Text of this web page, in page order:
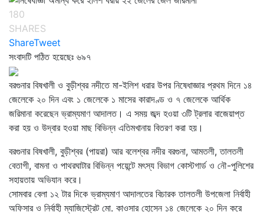
180
SHARES
ShareTweet
সংবাদটি পঠিত হয়েছেঃ ৬৯৭
বরগুনার বিষখালী ও বুড়ীশ্বর নদীতে মা-ইলিশ ধরার উপর নিষেধাজ্ঞার প্রথম দিনে ১৪
জেলেকে ২০ দিন এবং ১ জেলেকে ১ মাসের কারাদণ্ড ও ৭ জেলেকে আর্থিক
জরিমানা করেছেন ভ্রাম্যমাণ আদালত। এ সময় জব্দ হওয়া ৩টি ট্রলার বাজেয়াপ্ত
করা হয় ও উদ্বার হওয়া মাছ বিভিন্ন এতিমখানায় বিতরণ করা হয়।
বরগুনার বিষখালী, বুড়ীশ্বর (পায়রা) আর বলেশ্বর নদীর বরগুনা, আমতলী, তালতলী
বেতাগী, বামনা ও পাথরঘাটার বিভিন্ন পয়েন্টে মৎস্য বিভাগ কোস্টগার্ড ও নৌ-পুলিশের
সহায়তায় অভিযান করে।
সোমবার বেলা ১২ টার দিকে ভ্রাম্যমাণ আদালতের বিচারক তালতলী উপজেলা নির্বাহী
অফিসার ও নির্বাহী ম্যাজিস্ট্রেট মো. কাওসার হোসেন ১৪ জেলেকে ২০ দিন করে